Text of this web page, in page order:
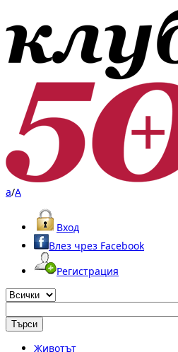
a/A
Вход
Влез чрез Facebook
Регистрация
Животът